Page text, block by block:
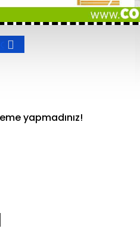
yapmadınız!
COPRO